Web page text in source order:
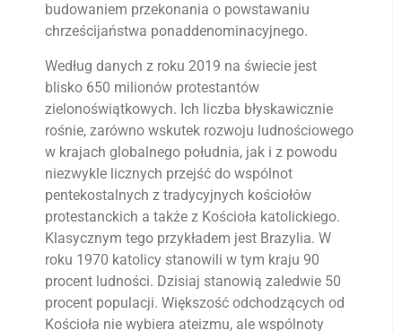
budowaniem przekonania o powstawaniu
chrześcijaństwa ponaddenominacyjnego.
Według danych z roku 2019 na świecie jest
blisko 650 milionów protestantów
zielonoświątkowych. Ich liczba błyskawicznie
rośnie, zarówno wskutek rozwoju ludnościowego
w krajach globalnego południa, jak i z powodu
niezwykle licznych przejść do wspólnot
pentekostalnych z tradycyjnych kościołów
protestanckich a także z Kościoła katolickiego.
Klasycznym tego przykładem jest Brazylia. W
roku 1970 katolicy stanowili w tym kraju 90
procent ludności. Dzisiaj stanowią zaledwie 50
procent populacji. Większość odchodzących od
Kościoła nie wybiera ateizmu, ale wspólnoty